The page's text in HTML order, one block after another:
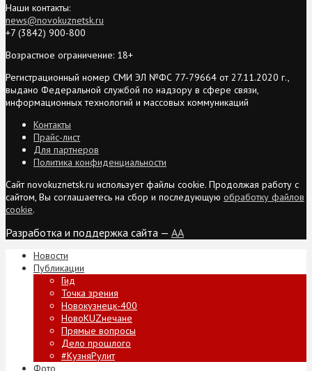
Наши контакты:
news@novokuznetsk.ru
+7 (3842) 900-800
Возрастное ограничение: 18+
Регистрационный номер СМИ ЭЛ №ФС 77-79664 от 27.11.2020 г.,
выдано Федеральной службой по надзору в сфере связи,
информационных технологий и массовых коммуникаций
Контакты
Прайс-лист
Для партнеров
Политика конфиденциальности
Сайт novokuznetsk.ru использует файлы cookie. Продолжая работу с
сайтом, Вы соглашаетесь на сбор и последующую обработку файлов
cookie.
Разработка и поддержка сайта — AA
Новости
Публикации
Гид
Точка зрения
Новокузнецк-400
НовоKUZнечане
Прямые вопросы
Дело прошлого
#КузняРулит
Фото